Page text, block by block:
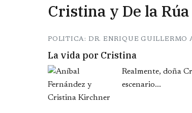
Cristina y De la Rúa
POLITICA: DR. ENRIQUE GUILLERMO
La vida por Cristina
Realmente, doña
escenario...